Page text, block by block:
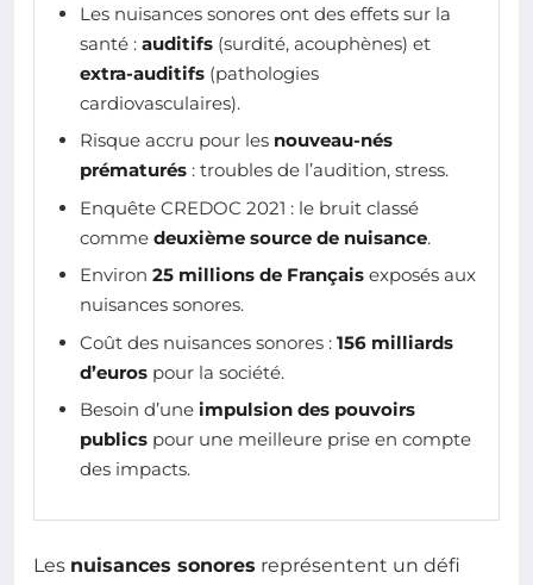
Les nuisances sonores ont des effets sur la
santé : auditifs (surdité, acouphènes) et
extra-auditifs (pathologies
cardiovasculaires).
Risque accru pour les nouveau-nés
prématurés : troubles de l’audition, stress.
Enquête CREDOC 2021 : le bruit classé
comme deuxième source de nuisance.
Environ 25 millions de Français exposés aux
nuisances sonores.
Coût des nuisances sonores : 156 milliards
d’euros pour la société.
Besoin d’une impulsion des pouvoirs
publics pour une meilleure prise en compte
des impacts.
Les nuisances sonores représentent un défi